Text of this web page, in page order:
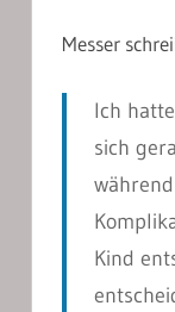
Messer
Ich
sich
Kind